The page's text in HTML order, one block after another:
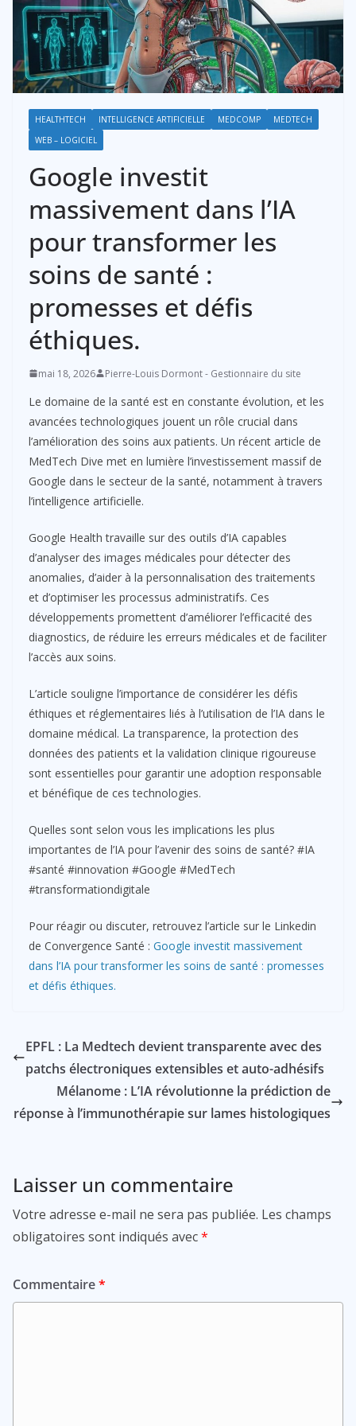
HEALTHTECH INTELLIGENCE ARTIFICIELLE MEDCOMP
MEDTECH
WEB – LOGICIEL
Google investit
massivement dans l’IA
pour transformer les
soins de santé :
promesses et défis
éthiques.
mai 18, 2026 Pierre-Louis Dormont - Gestionnaire du site
Le domaine de la santé est en constante évolution, et les
avancées technologiques jouent un rôle crucial dans
l’amélioration des soins aux patients. Un récent article de
MedTech Dive met en lumière l’investissement massif de
Google dans le secteur de la santé, notamment à travers
l’intelligence artificielle.
Google Health travaille sur des outils d’IA capables
d’analyser des images médicales pour détecter des
anomalies, d’aider à la personnalisation des traitements
et d’optimiser les processus administratifs. Ces
développements promettent d’améliorer l’efficacité des
diagnostics, de réduire les erreurs médicales et de faciliter
l’accès aux soins.
L’article souligne l’importance de considérer les défis
éthiques et réglementaires liés à l’utilisation de l’IA dans le
domaine médical. La transparence, la protection des
données des patients et la validation clinique rigoureuse
sont essentielles pour garantir une adoption responsable
et bénéfique de ces technologies.
Quelles sont selon vous les implications les plus
importantes de l’IA pour l’avenir des soins de santé? #IA
#santé #innovation #Google #MedTech
#transformationdigitale
Pour réagir ou discuter, retrouvez l’article sur le Linkedin
de Convergence Santé : Google investit massivement
dans l’IA pour transformer les soins de santé : promesses
et défis éthiques.
EPFL : La Medtech devient transparente avec des
patchs électroniques extensibles et auto-adhésifs
Mélanome : L’IA révolutionne la prédiction de
réponse à l’immunothérapie sur lames histologiques
Laisser un commentaire
Votre adresse e-mail ne sera pas publiée. Les champs
obligatoires sont indiqués avec*
Commentaire*